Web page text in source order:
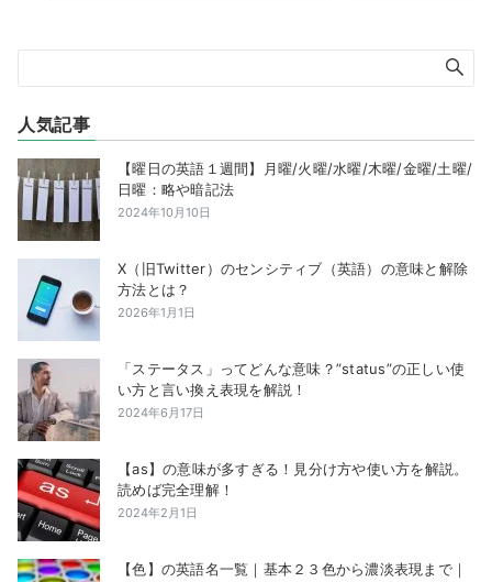
人気記事
【曜日の英語１週間】月曜/火曜/水曜/木曜/金曜/土曜/
日曜：略や暗記法
2024年10月10日
X（旧Twitter）のセンシティブ（英語）の意味と解除
方法とは？
2026年1月1日
「ステータス」ってどんな意味？”status”の正しい使
い方と言い換え表現を解説！
2024年6月17日
【as】の意味が多すぎる！見分け方や使い方を解説。
読めば完全理解！
2024年2月1日
【色】の英語名一覧｜基本２３色から濃淡表現まで｜